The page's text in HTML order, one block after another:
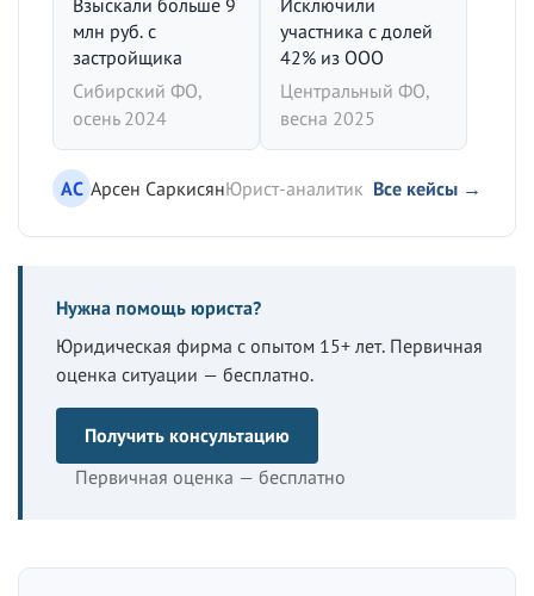
Взыскали больше 9
млн руб. с
застройщика
Сибирский ФО,
осень 2024
Исключили
участника с долей
42% из ООО
Центральный ФО,
весна 2025
АС Арсен СаркисянЮрист-аналитик Все кейсы →
Нужна помощь юриста?
Юридическая фирма с опытом 15+ лет. Первичная
оценка ситуации — бесплатно.
Получить консультацию
Первичная оценка — бесплатно